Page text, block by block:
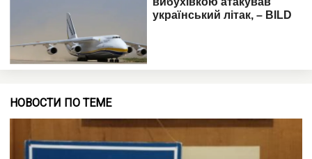
НОВОСТИ ПО ТЕМЕ